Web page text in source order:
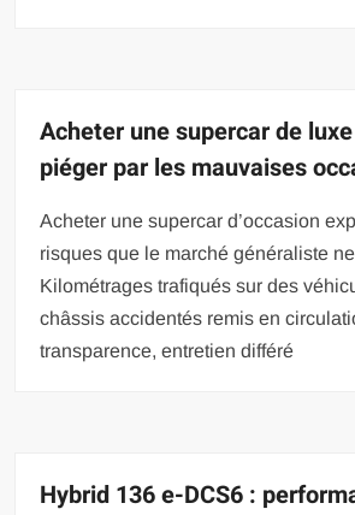
Acheter une supercar de
piéger par les mauvaises
Acheter une supercar d’occasion
risques que le marché généraliste
Kilométrages trafiqués sur des
châssis accidentés remis en
transparence, entretien différé
Hybrid 136 e-DCS6 :